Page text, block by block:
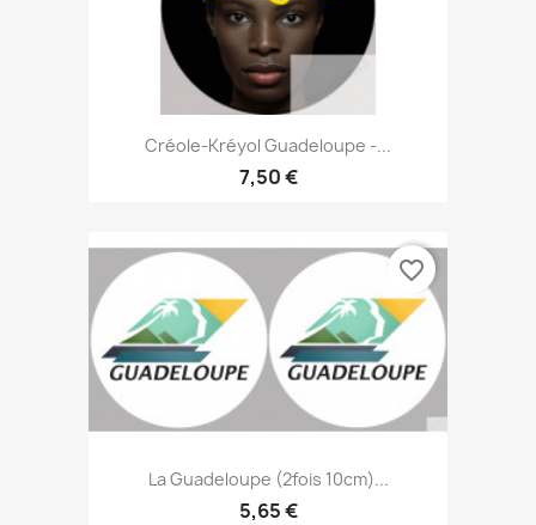
Créole-Kréyol Guadeloupe -...
7,50 €
La Guadeloupe (2fois 10cm)...
5,65 €
favorite_border